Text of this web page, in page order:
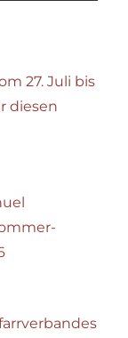
27. Juli bis
diesen